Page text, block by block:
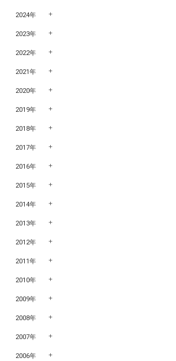
2024年
2023年
2022年
2021年
2020年
2019年
2018年
2017年
2016年
2015年
2014年
2013年
2012年
2011年
2010年
2009年
2008年
2007年
2006年